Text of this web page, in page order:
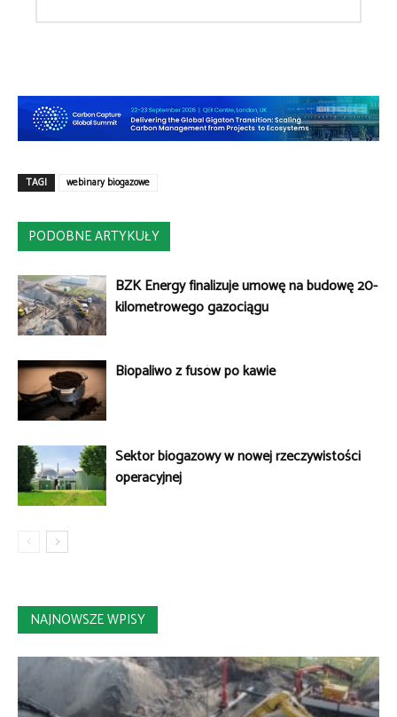
TAGI webinary biogazowe
PODOBNE ARTYKUŁY
BZK Energy finalizuje umowę na budowę 20-
kilometrowego gazociągu
Biopaliwo z fusów po kawie
Sektor biogazowy w nowej rzeczywistości
operacyjnej
NAJNOWSZE WPISY